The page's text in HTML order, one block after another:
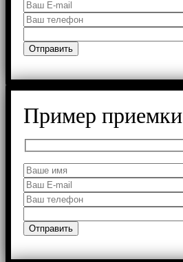
Пример приемки